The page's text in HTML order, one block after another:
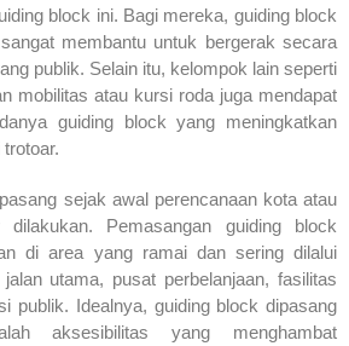
block ini. Bagi mereka, guiding block
membantu untuk bergerak secara
publik. Selain itu, kelompok lain seperti
mobilitas atau kursi roda juga mendapat
guiding block yang meningkatkan
sejak awal perencanaan kota atau
Pemasangan guiding block
di area yang ramai dan sering dilalui
utama, pusat perbelanjaan, fasilitas
publik. Idealnya, guiding block dipasang
aksesibilitas yang menghambat